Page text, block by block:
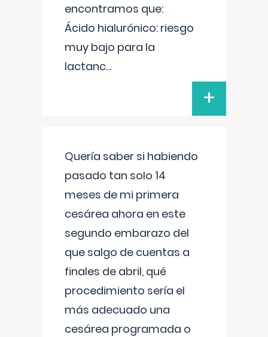
encontramos que:
Ácido hialurónico: riesgo
muy bajo para la
lactanc...
+
Quería saber si habiendo
pasado tan solo 14
meses de mi primera
cesárea ahora en este
segundo embarazo del
que salgo de cuentas a
finales de abril, qué
procedimiento sería el
más adecuado una
cesárea programada o